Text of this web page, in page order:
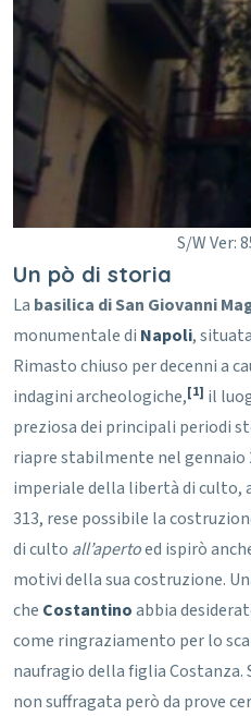
S/W Ver:
Un pò di storia
La basilica di San Giovanni
monumentale di Napoli,
Rimasto chiuso per decenni a
indagini archeologiche,[1] il
preziosa dei principali periodi
riapre stabilmente nel gennaio
imperiale della libertà di culto,
313, rese possibile la
di culto all’apertoed ispirò
motivi della sua costruzione.
che Costantinoabbia
come ringraziamento per lo
naufragio della figlia Costanza.
non suffragata però da prove